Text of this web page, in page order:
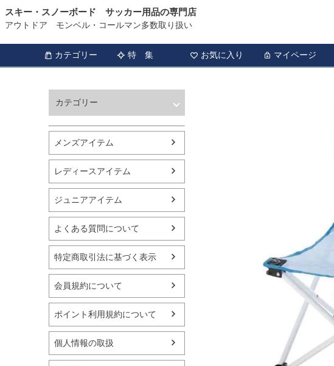
スキー・スノーボード サッカー用品の専門店
アウトドア モンベル・コールマン多数取り扱い
カテゴリー 特 集 お気に入り マイページ
カテゴリー
バスケットボール
シューズ
ランニング用品
スポーツアパレル
テニス
バレーボール
フィットネス用品
スイミング用品
マリン
スケートボード
野球・ソフトボール
ゴルフ
卓球用品
メンズアイテム
レディースアイテム
ジュニアアイテム
よくある質問について
特定商取引法に基づく表示
会員規約について
ポイント利用規約について
個人情報の取扱